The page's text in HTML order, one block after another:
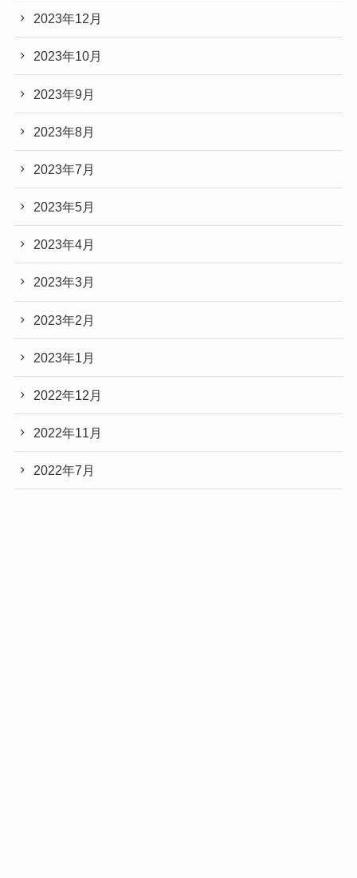
2023年12月
2023年10月
2023年9月
2023年8月
2023年7月
2023年5月
2023年4月
2023年3月
2023年2月
2023年1月
2022年12月
2022年11月
2022年7月